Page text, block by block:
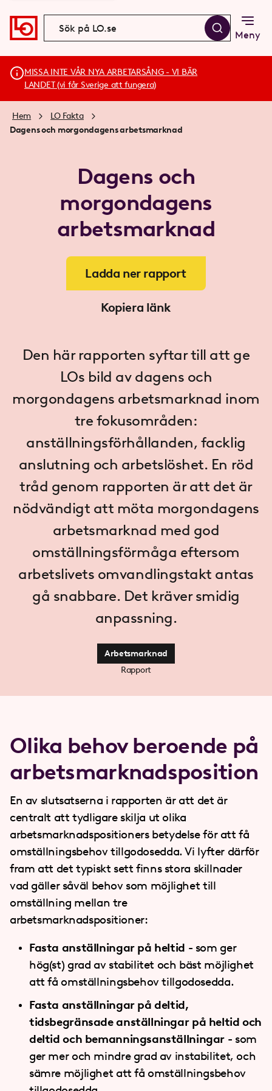
Meny
MISSA INTE VÅR NYA ARBETARSÅNG - VI BÄR
LANDET (vi får Sverige att fungera)
Hem
LO Fakta
Dagens och morgondagens arbetsmarknad
Dagens och
morgondagens
arbetsmarknad
Ladda ner rapport
Kopiera länk
Den här rapporten syftar till att ge
LOs bild av dagens och
morgondagens arbetsmarknad inom
tre fokusområden:
anställningsförhållanden, facklig
anslutning och arbetslöshet. En röd
tråd genom rapporten är att det är
nödvändigt att möta morgondagens
arbetsmarknad med god
omställningsförmåga eftersom
arbetslivets omvandlingstakt antas
gå snabbare. Det kräver smidig
anpassning.
Arbetsmarknad
Rapport
Olika behov beroende på
arbetsmarknadsposition
En av slutsatserna i rapporten är att det är
centralt att tydligare skilja ut olika
arbetsmarknadspositioners betydelse för att få
omställningsbehov tillgodosedda. Vi lyfter därför
fram att det typiskt sett finns stora skillnader
vad gäller såväl behov som möjlighet till
omställning mellan tre
arbetsmarknadspositioner:
Fasta anställningar på heltid - som ger
hög(st) grad av stabilitet och bäst möjlighet
att få omställningsbehov tillgodosedda.
Fasta anställningar på deltid,
tidsbegränsade anställningar på heltid och
deltid och bemanningsanställningar - som
ger mer och mindre grad av instabilitet, och
sämre möjlighet att få omställningsbehov